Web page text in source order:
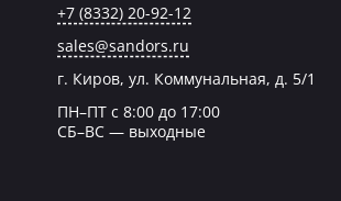
+7 (8332) 20-92-12
sales@sandors.ru
г. Киров, ул. Коммунальная, д. 5/1
ПН–ПТ с 8:00 до 17:00
СБ–ВС — выходные